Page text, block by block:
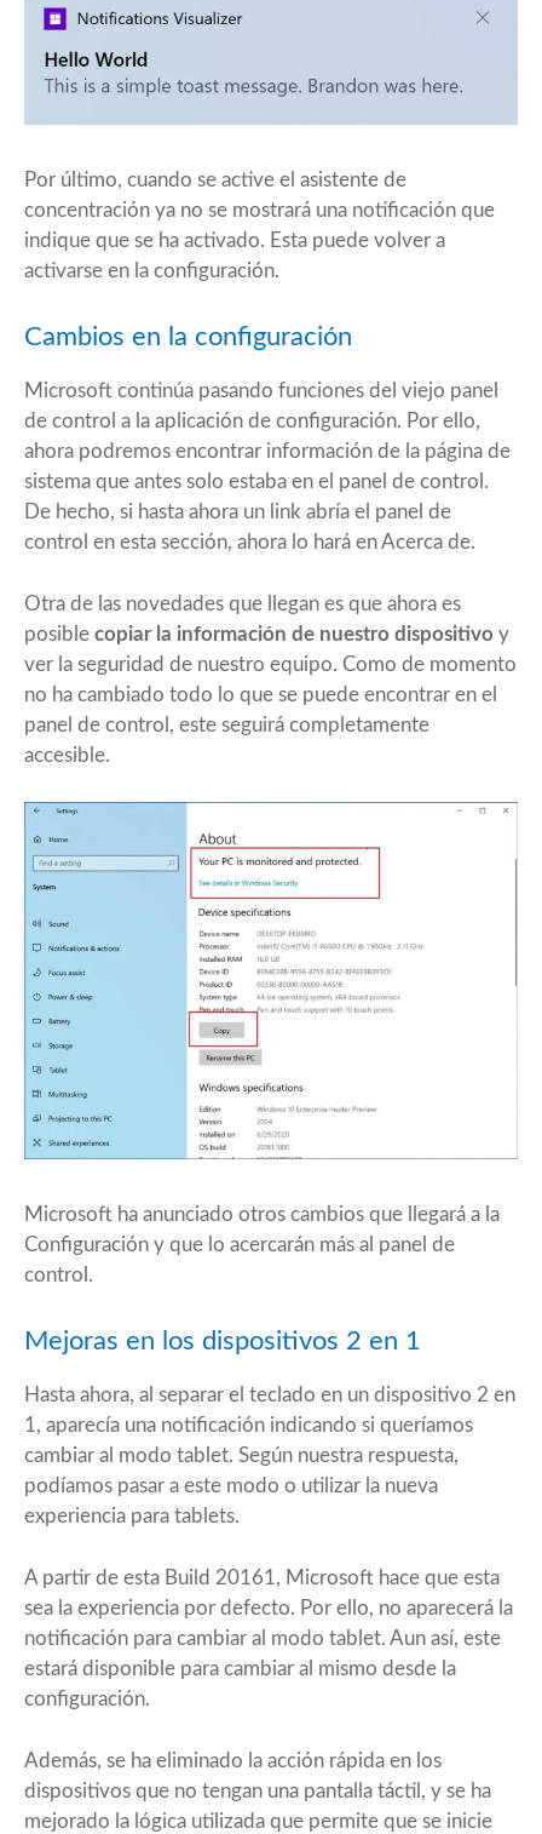
Por último, cuando se active el asistente de
concentración ya no se mostrará una notificación que
indique que se ha activado. Esta puede volver a
activarse en la configuración.
Cambios en la configuración
Microsoft continúa pasando funciones del viejo panel
de control a la aplicación de configuración. Por ello,
ahora podremos encontrar información de la página de
sistema que antes solo estaba en el panel de control.
De hecho, si hasta ahora un link abría el panel de
control en esta sección, ahora lo hará en Acerca de.
Otra de las novedades que llegan es que ahora es
posible copiar la información de nuestro dispositivo y
ver la seguridad de nuestro equipo. Como de momento
no ha cambiado todo lo que se puede encontrar en el
panel de control, este seguirá completamente
accesible.
Microsoft ha anunciado otros cambios que llegará a la
Configuración y que lo acercarán más al panel de
control.
Mejoras en los dispositivos 2 en 1
Hasta ahora, al separar el teclado en un dispositivo 2 en
1, aparecía una notificación indicando si queríamos
cambiar al modo tablet. Según nuestra respuesta,
podíamos pasar a este modo o utilizar la nueva
experiencia para tablets.
A partir de esta Build 20161, Microsoft hace que esta
sea la experiencia por defecto. Por ello, no aparecerá la
notificación para cambiar al modo tablet. Aun así, este
estará disponible para cambiar al mismo desde la
configuración.
Además, se ha eliminado la acción rápida en los
dispositivos que no tengan una pantalla táctil, y se ha
mejorado la lógica utilizada que permite que se inicie